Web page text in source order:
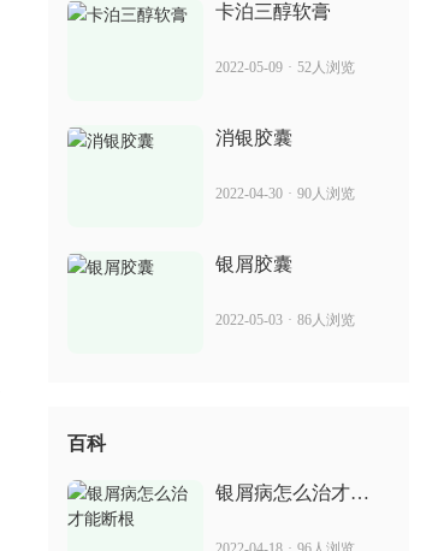
卡泊三醇软膏
2022-05-09 · 52人浏览
消银胶囊
2022-04-30 · 90人浏览
银屑胶囊
2022-05-03 · 86人浏览
百科
银屑病怎么治才能